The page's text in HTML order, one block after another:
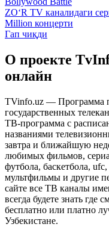
ZO‘R TV каналидаги
Million концерти
Гап чиқди
О проекте
онлайн
TVinfo.uz — Программа
государственных
ТВ-программа с
названиями
завтра и ближайшую
любимых фильмов,
футбола, баскетбола,
мультфильмы и другие
сайте все ТВ каналы
всегда будете знать где
бесплатно или платно
Узбекистане.